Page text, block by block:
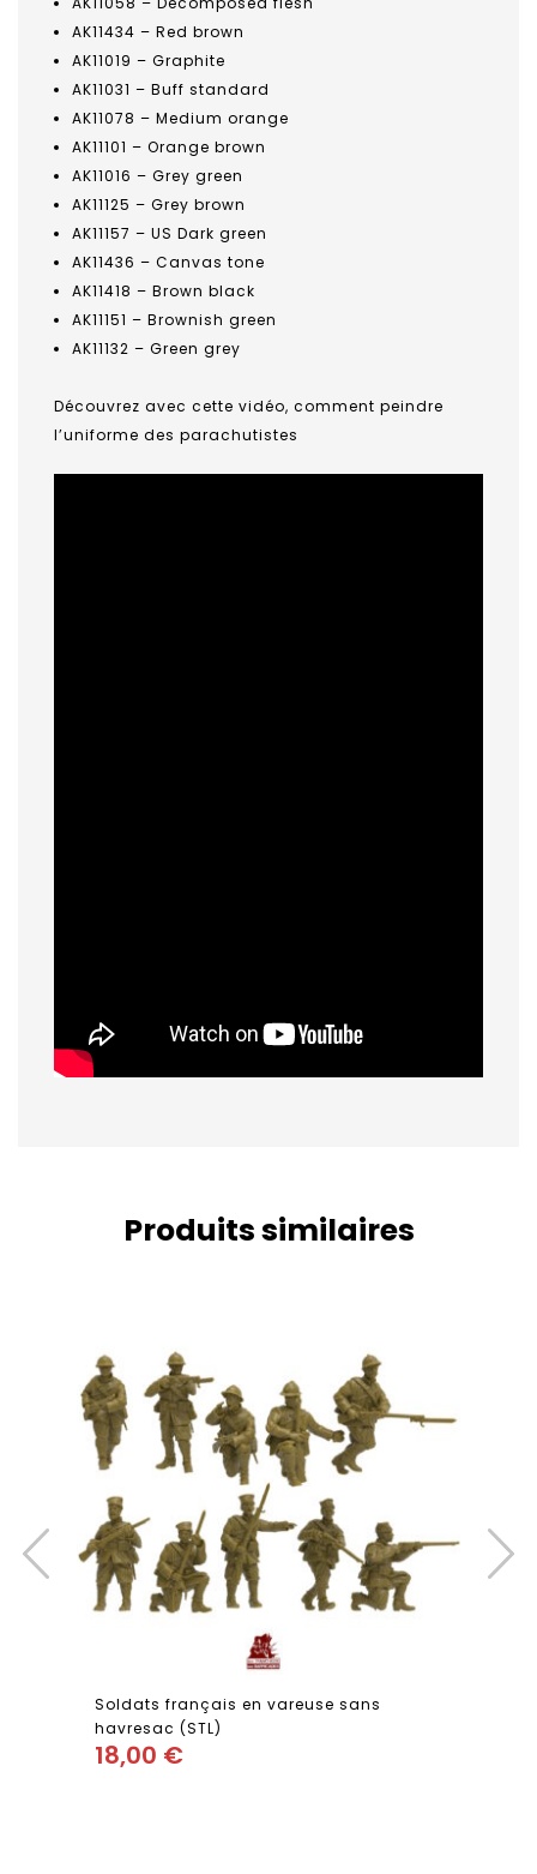
AK11434 – Red brown
AK11019 – Graphite
AK11031 – Buff standard
AK11078 – Medium orange
AK11101 – Orange brown
AK11016 – Grey green
AK11125 – Grey brown
AK11157 – US Dark green
AK11436 – Canvas tone
AK11418 – Brown black
AK11151 – Brownish green
AK11132 – Green grey
Découvrez avec cette vidéo, comment peindre
l’uniforme des parachutistes
Produits similaires
Soldats français en vareuse sans
havresac (STL)
18,00 €